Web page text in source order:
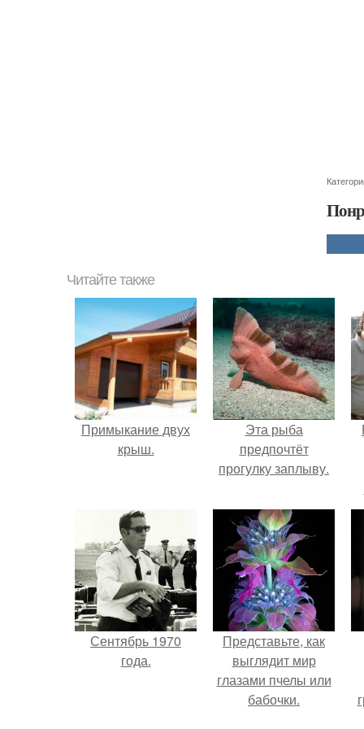
Читайте также
Примыкание двух
крыш.
Эта рыба
предпочтёт
прогулку заплыву.
Сентябрь 1970
года.
Представьте, как
выглядит мир
глазами пчелы или
бабочки.